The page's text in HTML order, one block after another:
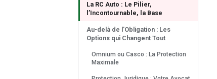
La RC Auto : Le Pilier,
l’Incontournable, la Base
Au-delà de l’Obligation : Les
Options qui Changent Tout
Omnium ou Casco : La Protection
Maximale